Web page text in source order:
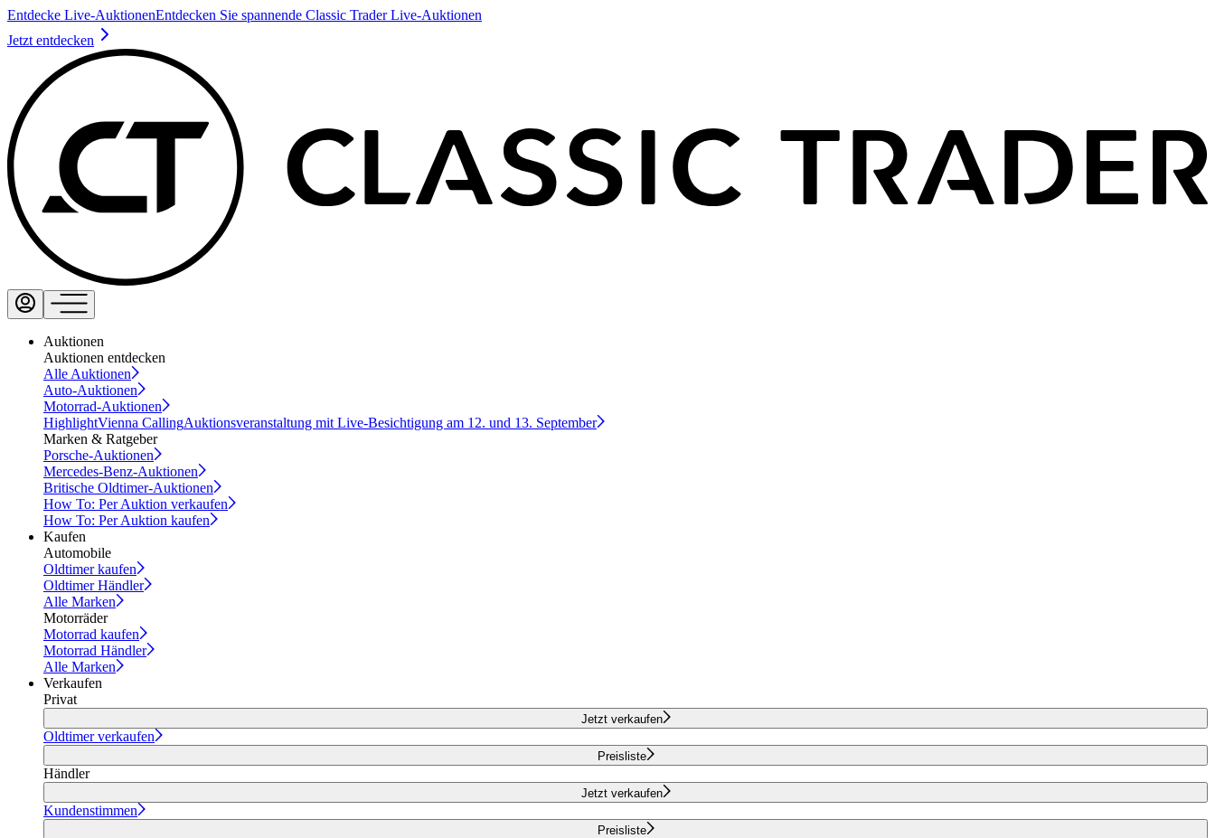
Entdecke Live-AuktionenEntdecken Sie spannende Classic Trader Live-Auktionen
Jetzt entdecken
Auktionen
Auktionen entdecken
Alle Auktionen
Auto-Auktionen
Motorrad-Auktionen
HighlightVienna CallingAuktionsveranstaltung mit Live-Besichtigung am 12. und 13. September
Marken & Ratgeber
Porsche-Auktionen
Mercedes-Benz-Auktionen
Britische Oldtimer-Auktionen
How To: Per Auktion verkaufen
How To: Per Auktion kaufen
Kaufen
Automobile
Oldtimer kaufen
Oldtimer Händler
Alle Marken
Motorräder
Motorrad kaufen
Motorrad Händler
Alle Marken
Verkaufen
Privat
Jetzt verkaufen
Oldtimer verkaufen
Preisliste
Händler
Jetzt verkaufen
Kundenstimmen
Preisliste